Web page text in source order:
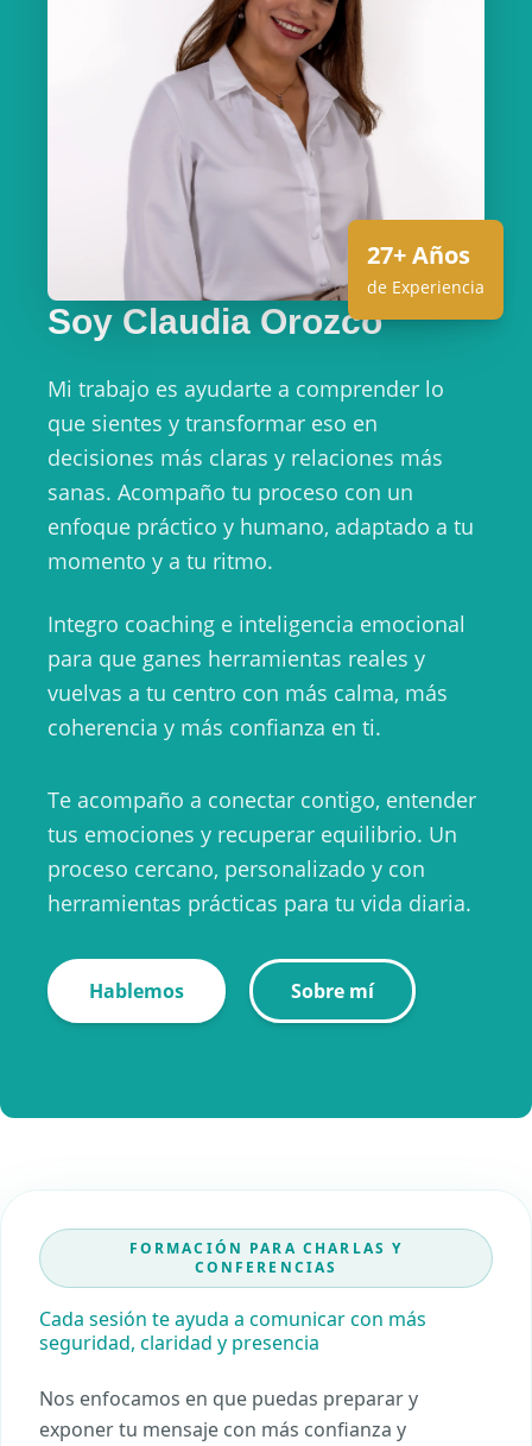
27+ Años
de Experiencia
Soy Claudia Orozco
Mi trabajo es ayudarte a comprender lo
que sientes y transformar eso en
decisiones más claras y relaciones más
sanas. Acompaño tu proceso con un
enfoque práctico y humano, adaptado a tu
momento y a tu ritmo.
Integro coaching e inteligencia emocional
para que ganes herramientas reales y
vuelvas a tu centro con más calma, más
coherencia y más confianza en ti.
Te acompaño a conectar contigo, entender
tus emociones y recuperar equilibrio. Un
proceso cercano, personalizado y con
herramientas prácticas para tu vida diaria.
Hablemos Sobre mí
FORMACIÓN PARA CHARLAS Y
CONFERENCIAS
Cada sesión te ayuda a comunicar con más
seguridad, claridad y presencia
Nos enfocamos en que puedas preparar y
exponer tu mensaje con más confianza y